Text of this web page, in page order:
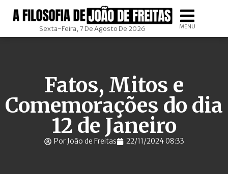
Sexta-Feira, 7 De Agosto De 2026 MENU
Fatos, Mitos e
Comemorações do dia
12 de Janeiro
Por João de Freitas 22/11/2024 08:33